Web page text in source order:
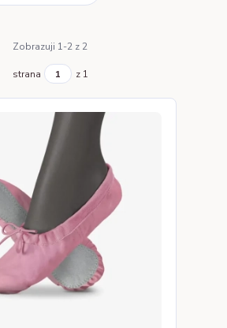
Zobrazuji 1-2 z 2
strana z 1